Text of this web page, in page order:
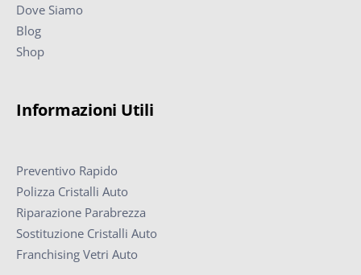
Dove Siamo
Blog
Shop
Informazioni Utili
Preventivo Rapido
Polizza Cristalli Auto
Riparazione Parabrezza
Sostituzione Cristalli Auto
Franchising Vetri Auto